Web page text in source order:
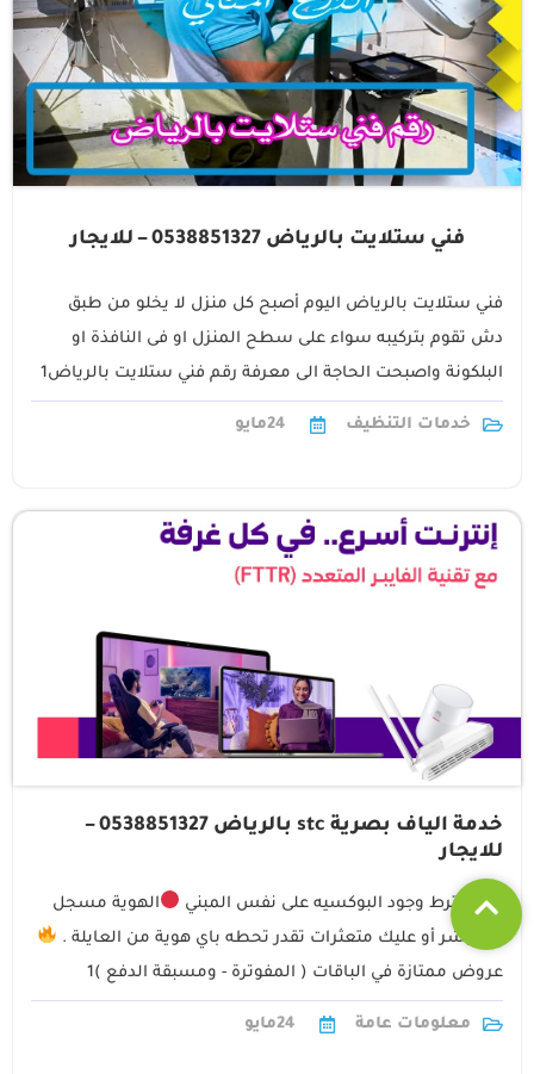
فني ستلايت بالرياض 0538851327 – للايجار
فني ستلايت بالرياض اليوم أصبح كل منزل لا يخلو من طبق
دش تقوم بتركيبه سواء على سطح المنزل او فى النافذة او
البلكونة واصبحت الحاجة الى معرفة رقم فني ستلايت بالرياض1
خدمات التنظيف 24مايو
خدمة الياف بصرية stc بالرياض 0538851327 –
للايجار
يشترط وجود البوكسيه على نفس المبني
الهوية مسجل
في أبشر أو عليك متعثرات تقدر تحطه باي هوية من العايلة .
عروض ممتازة في الباقات ( المفوترة - ومسبقة الدفع )1
معلومات عامة 24مايو